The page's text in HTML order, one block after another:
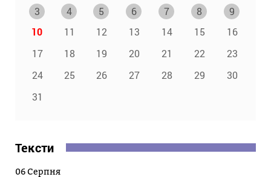
3
4 5 6 7 8
9
10
11 12 13 14 15
16
17
18 19 20 21 22
23
24
25 26 27 28 29
30
31
Тексти
06 Серпня